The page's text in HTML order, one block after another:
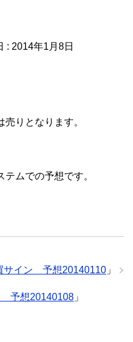
: 2014年1月8日
りとなります。
ムでの予想です。
サイン 予想20140110 」
予想20140108 」